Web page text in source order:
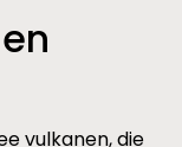
vulkanen, die